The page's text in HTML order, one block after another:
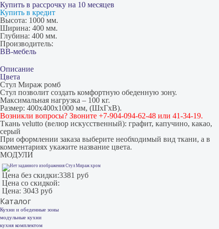
Купить в рассрочку на 10 месяцев
Купить в кредит
Высота: 1000 мм.
Ширина: 400 мм.
Глубина: 400 мм.
Производитель:
ВВ-мебель
Описание
Цвета
Стул Мираж ромб
Стул позволит создать комфортную обеденную зону.
Максимальная нагрузка – 100 кг.
Размер: 400х400х1000 мм, (ШхГхВ).
Возникли вопросы? Звоните +7-904-094-62-48 или 41-34-19.
Ткань velutto (велюр искусственный): графит, капучино, какао,
серый
При оформлении заказа выберите необходимый вид ткани, а в
комментариях укажите название цвета.
МОДУЛИ
Стул Мираж хром
Цена без скидки:3381 руб
Цена со скидкой:
Цена:3043 руб
Каталог
Кухни и обеденные зоны
модульные кухни
кухня комплектом